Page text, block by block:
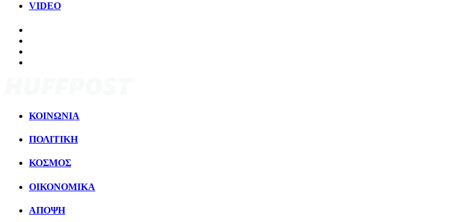
VIDEO
ΚΟΙΝΩΝΙΑ
ΠΟΛΙΤΙΚΗ
ΚΟΣΜΟΣ
ΟΙΚΟΝΟΜΙΚΑ
ΑΠΟΨΗ